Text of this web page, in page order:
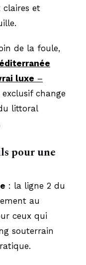
claires et
de la foule,
luxe –
exclusif change
littoral
pour une
: la ligne 2 du
au
ceux qui
souterrain